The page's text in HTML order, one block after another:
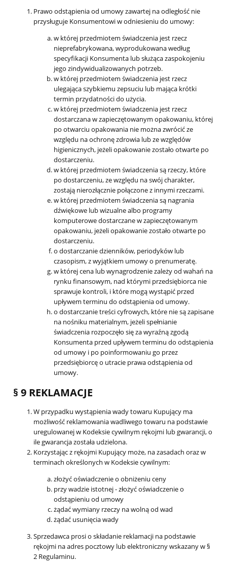
Prawo odstąpienia od umowy zawartej na odległość nie
przysługuje Konsumentowi w odniesieniu do umowy:
w której przedmiotem świadczenia jest rzecz
nieprefabrykowana, wyprodukowana według
specyfikacji Konsumenta lub służąca zaspokojeniu
jego zindywidualizowanych potrzeb.
w której przedmiotem świadczenia jest rzecz
ulegająca szybkiemu zepsuciu lub mająca krótki
termin przydatności do użycia.
w której przedmiotem świadczenia jest rzecz
dostarczana w zapieczętowanym opakowaniu, której
po otwarciu opakowania nie można zwrócić ze
względu na ochronę zdrowia lub ze względów
higienicznych, jeżeli opakowanie zostało otwarte po
dostarczeniu.
w której przedmiotem świadczenia są rzeczy, które
po dostarczeniu, ze względu na swój charakter,
zostają nierozłącznie połączone z innymi rzeczami.
w której przedmiotem świadczenia są nagrania
dźwiękowe lub wizualne albo programy
komputerowe dostarczane w zapieczętowanym
opakowaniu, jeżeli opakowanie zostało otwarte po
dostarczeniu.
o dostarczanie dzienników, periodyków lub
czasopism, z wyjątkiem umowy o prenumeratę.
w której cena lub wynagrodzenie zależy od wahań na
rynku finansowym, nad którymi przedsiębiorca nie
sprawuje kontroli, i które mogą wystąpić przed
upływem terminu do odstąpienia od umowy.
o dostarczanie treści cyfrowych, które nie są zapisane
na nośniku materialnym, jeżeli spełnianie
świadczenia rozpoczęło się za wyraźną zgodą
Konsumenta przed upływem terminu do odstąpienia
od umowy i po poinformowaniu go przez
przedsiębiorcę o utracie prawa odstąpienia od
umowy.
§ 9 REKLAMACJE
W przypadku wystąpienia wady towaru Kupujący ma
możliwość reklamowania wadliwego towaru na podstawie
uregulowanej w Kodeksie cywilnym rękojmi lub gwarancji, o
ile gwarancja została udzielona.
Korzystając z rękojmi Kupujący może, na zasadach oraz w
terminach określonych w Kodeksie cywilnym:
złożyć oświadczenie o obniżeniu ceny
przy wadzie istotnej - złożyć oświadczenie o
odstąpieniu od umowy
żądać wymiany rzeczy na wolną od wad
żądać usunięcia wady
Sprzedawca prosi o składanie reklamacji na podstawie
rękojmi na adres pocztowy lub elektroniczny wskazany w §
2 Regulaminu.